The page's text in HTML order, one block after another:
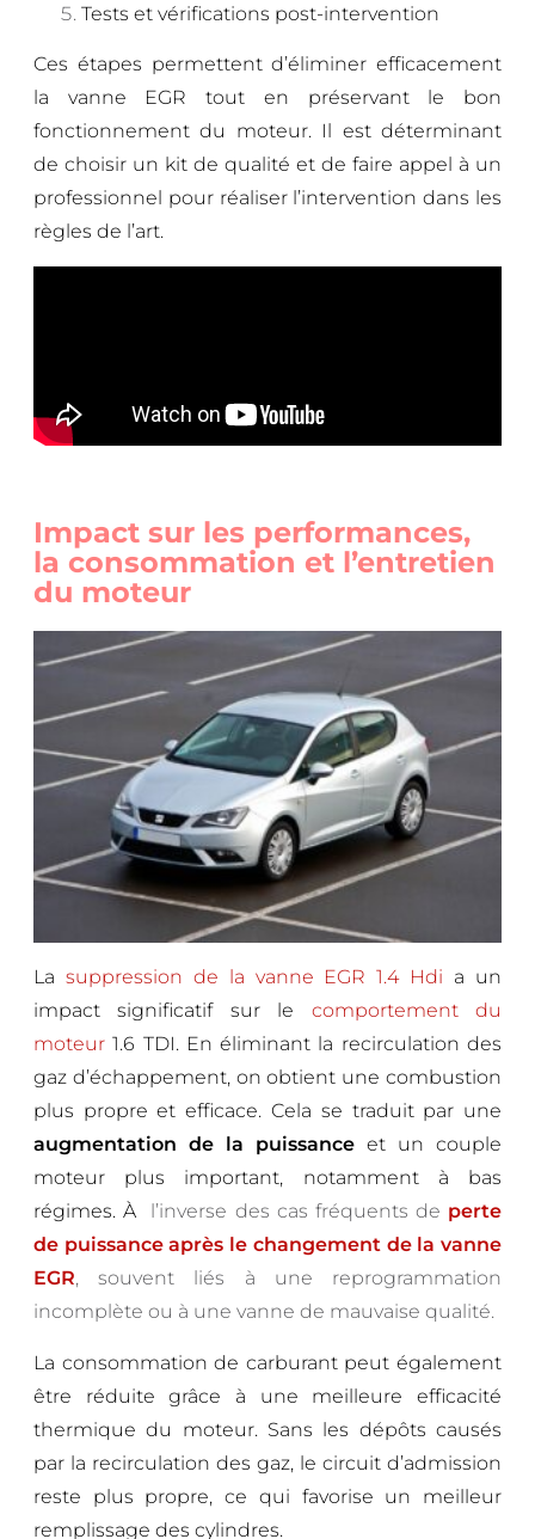
Tests et vérifications post-intervention
Ces étapes permettent d’éliminer efficacement
la vanne EGR tout en préservant le bon
fonctionnement du moteur. Il est déterminant
de choisir un kit de qualité et de faire appel à un
professionnel pour réaliser l’intervention dans les
règles de l’art.
Impact sur les performances,
la consommation et l’entretien
du moteur
La suppression de la vanne EGR 1.4 Hdi a un
impact significatif sur le comportement du
moteur1.6 TDI. En éliminant la recirculation des
gaz d’échappement, on obtient une combustion
plus propre et efficace. Cela se traduit par une
augmentation de la puissance et un couple
moteur plus important, notamment à bas
régimes. À
l’inverse des cas fréquents de perte
de puissance après le changement de la vanne
EGR, souvent liés à une reprogrammation
incomplète ou à une vanne de mauvaise qualité.
La consommation de carburant peut également
être réduite grâce à une meilleure efficacité
thermique du moteur. Sans les dépôts causés
par la recirculation des gaz, le circuit d’admission
reste plus propre, ce qui favorise un meilleur
remplissage des cylindres.